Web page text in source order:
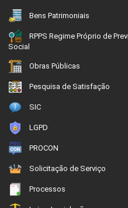
Bens Patrimoniais
RPPS Regime Próprio de
Social
Obras Públicas
Pesquisa de Satisfação
SIC
LGPD
PROCON
Solicitação de Serviço
Processos